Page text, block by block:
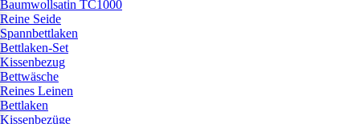
Baumwollsatin TC1000
Reine Seide
Spannbettlaken
Bettlaken-Set
Kissenbezug
Bettwäsche
Reines Leinen
Bettlaken
Kissenbezüge